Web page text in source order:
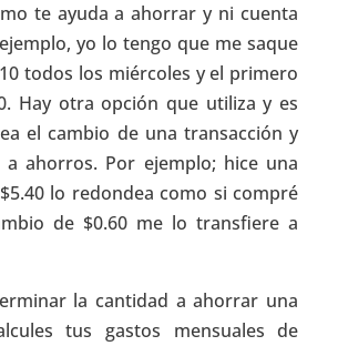
te ayuda a ahorrar y ni cuenta
yo lo tengo que me saque
todos los miércoles y el primero
Hay otra opción que utiliza y es
el cambio de una transacción y
a ahorros. Por ejemplo; hice una
lo redondea como si compré
de $0.60 me lo transfiere a
la cantidad a ahorrar una
tus gastos mensuales de